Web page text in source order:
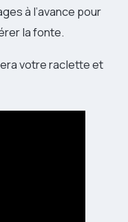
à l’avance pour
la fonte.
votre raclette et